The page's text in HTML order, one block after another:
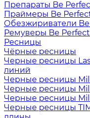
Препараты Be
Праймеры Be
Обезжириватели
Ремуверы Be Perfect
Ресницы
Чёрные ресницы
Черные ресницы
линий
Черные ресницы
Черные ресницы
Черные ресницы
Черные ресницы